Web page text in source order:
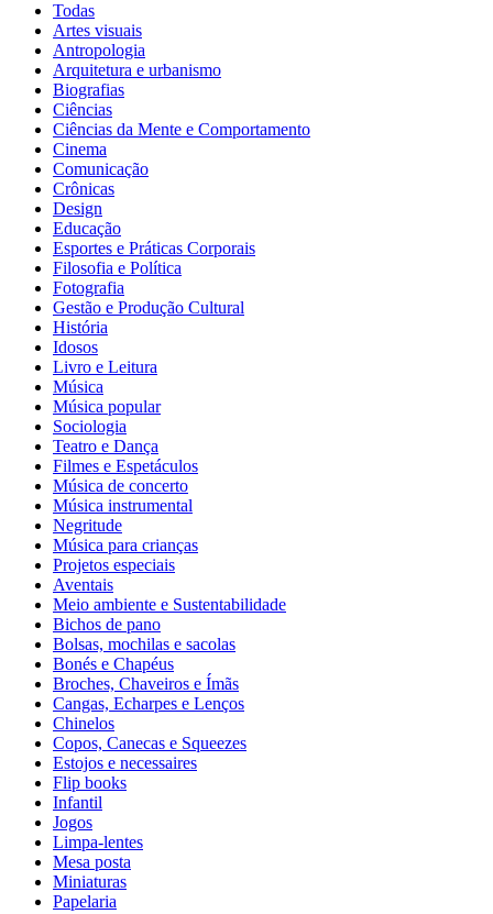
Todas
Artes visuais
Antropologia
Arquitetura e urbanismo
Biografias
Ciências
Ciências da Mente e Comportamento
Cinema
Comunicação
Crônicas
Design
Educação
Esportes e Práticas Corporais
Filosofia e Política
Fotografia
Gestão e Produção Cultural
História
Idosos
Livro e Leitura
Música
Música popular
Sociologia
Teatro e Dança
Filmes e Espetáculos
Música de concerto
Música instrumental
Negritude
Música para crianças
Projetos especiais
Aventais
Meio ambiente e Sustentabilidade
Bichos de pano
Bolsas, mochilas e sacolas
Bonés e Chapéus
Broches, Chaveiros e Ímãs
Cangas, Echarpes e Lenços
Chinelos
Copos, Canecas e Squeezes
Estojos e necessaires
Flip books
Infantil
Jogos
Limpa-lentes
Mesa posta
Miniaturas
Papelaria